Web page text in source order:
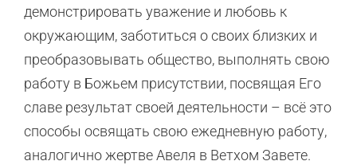
демонстрировать уважение и любовь к
окружающим, заботиться о своих близких и
преобразовывать общество, выполнять свою
работу в Божьем присутствии, посвящая Его
славе результат своей деятельности – всё это
способы освящать свою ежедневную работу,
аналогично жертве Авеля в Ветхом Завете.